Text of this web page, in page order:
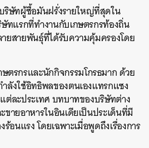
ริษัทผู้ซื้อมันฝรั่งรายใหญ่ที่สุดใน
ทแรกที่ทำงานกับเกษตรกรท้องถิ่น
ยสายพันธุ์ที่ได้รับความคุ้มครองโดย
ษตรกรและนักกิจกรรมโกรธมาก ด้วย
ลังใช้อิทธิพลของตนเองแทรกแซง
ต่ละประเทศ บทบาทของบริษัทต่าง
ายอาหารในอินเดียเป็นประเด็นที่มี
ร้อนแรง โดยเฉพาะเมื่อพูดถึงเรื่องการ